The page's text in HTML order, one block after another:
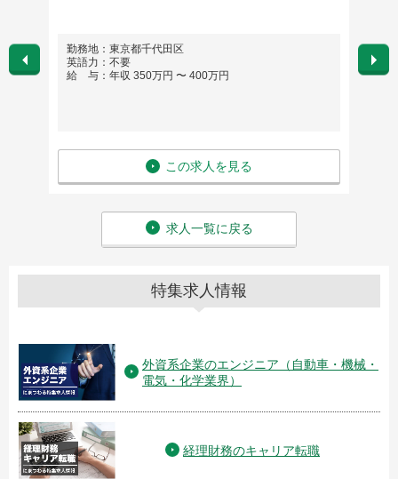
勤務地：東京都千代田区
英語力：不要
給 与：年収 350万円 〜 400万円
この求人を見る
勤務
英語
給 与
求人一覧に戻る
特集求人情報
外資系企業のエンジニア（自動車・機械・
電気・化学業界）
経理財務のキャリア転職